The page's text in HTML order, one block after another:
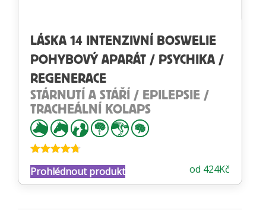
LÁSKA 14 INTENZIVNÍ BOSWELIE
POHYBOVÝ APARÁT / PSYCHIKA /
REGENERACE
STÁRNUTÍ A STÁŘÍ / EPILEPSIE /
TRACHEÁLNÍ KOLAPS
4.68z 5 od 424Kč
Prohlédnout produkt